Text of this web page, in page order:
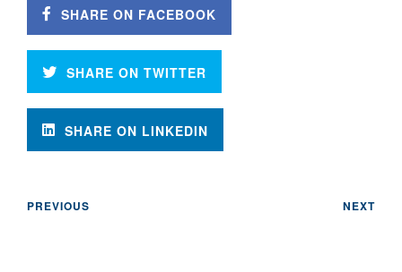
SHARE ON FACEBOOK
SHARE ON TWITTER
SHARE ON LINKEDIN
PREVIOUS NEXT